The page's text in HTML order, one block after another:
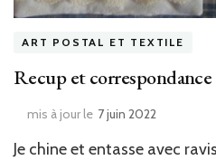
ART POSTAL ET TEXTILE
Recup et
mis à jour le 7 juin 2022
Je chine et entasse avec